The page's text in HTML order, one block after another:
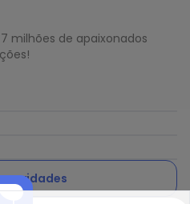
milhões de apaixonados
novidades